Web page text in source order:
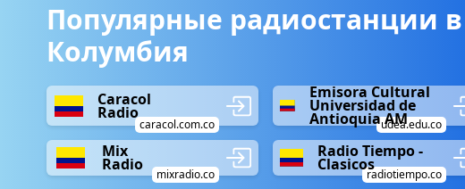
Популярные радиостанции в
Колумбия
Caracol
Radio
caracol.com.co
Emisora Cultural
Universidad de
Antioquia AMudea.edu.co
Mix
Radio
mixradio.co
Radio Tiempo -
Clasicos
radiotiempo.co